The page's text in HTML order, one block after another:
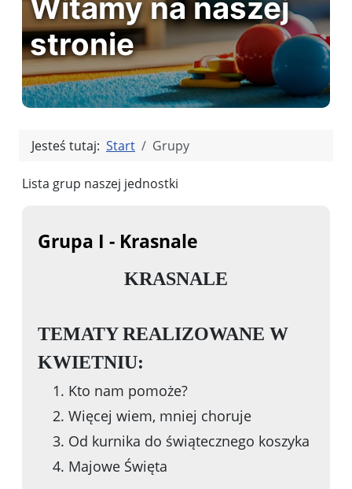
Witamy na naszej
stronie
Jesteś tutaj: Start Grupy
Lista grup naszej jednostki
Grupa I - Krasnale
KRASNALE
TEMATY REALIZOWANE W
KWIETNIU:
1. Kto nam pomoże?
2. Więcej wiem, mniej choruje
3. Od kurnika do świątecznego koszyka
4. Majowe Święta